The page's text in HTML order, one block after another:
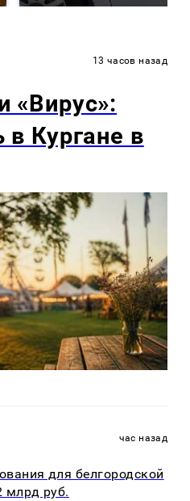
13 часов назад
«Вирус»:
в Кургане в
час назад
для белгородской
млрд руб.